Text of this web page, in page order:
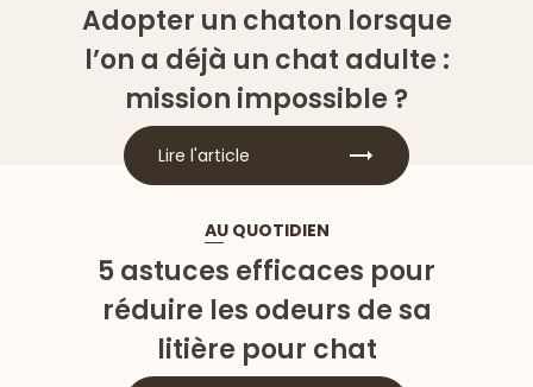
Adopter un chaton lorsque
l’on a déjà un chat adulte :
mission impossible ?
Lire l'article
AU QUOTIDIEN
5 astuces efficaces pour
réduire les odeurs de sa
litière pour chat